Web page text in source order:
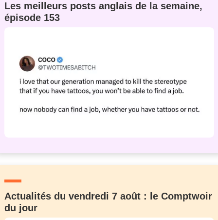
Les meilleurs posts anglais de la semaine,
épisode 153
Actualités du vendredi 7 août : le Comptwoir
du jour